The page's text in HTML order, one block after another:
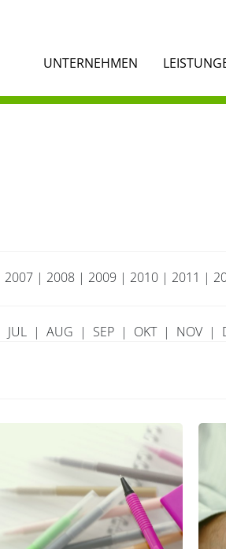
UNTERNEHMEN
2007 | 2008 | 2009 | 2010 | 2011 |
JUL | AUG | SEP | OKT| NOV |